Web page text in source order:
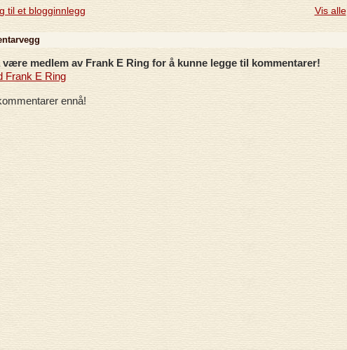
til et blogginnlegg Vis alle
være medlem av Frank E Ring for å kunne legge til kommentarer!
Frank E Ring
ennå!